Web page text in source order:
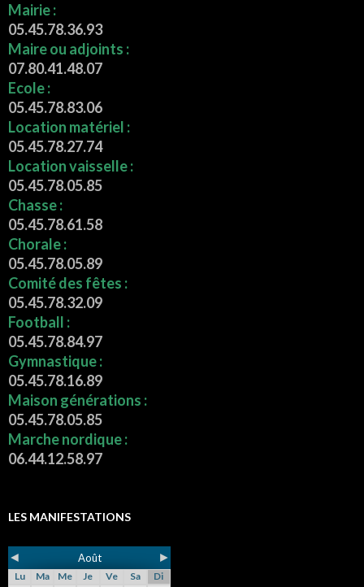
Mairie :
05.45.78.36.93
Maire ou adjoints :
07.80.41.48.07
Ecole :
05.45.78.83.06
Location matériel :
05.45.78.27.74
Location vaisselle :
05.45.78.05.85
Chasse :
05.45.78.61.58
Chorale :
05.45.78.05.89
Comité des fêtes :
05.45.78.32.09
Football :
05.45.78.84.97
Gymnastique :
05.45.78.16.89
Maison générations :
05.45.78.05.85
Marche nordique :
06.44.12.58.97
LES MANIFESTATIONS
◄ Août ►
Lu Ma Me Je Ve Sa Di